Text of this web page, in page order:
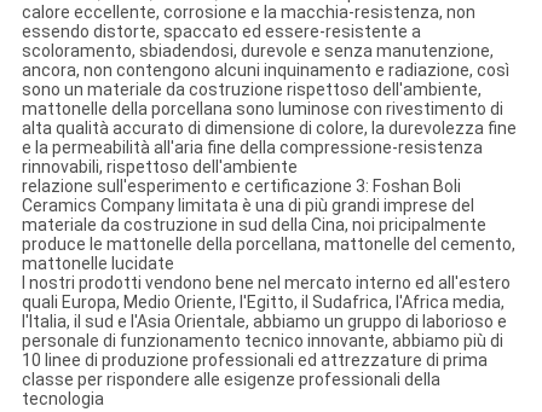
calore eccellente, corrosione e la macchia-resistenza, non
essendo distorte, spaccato ed essere-resistente a
scoloramento, sbiadendosi, durevole e senza manutenzione,
ancora, non contengono alcuni inquinamento e radiazione, così
sono un materiale da costruzione rispettoso dell'ambiente,
mattonelle della porcellana sono luminose con rivestimento di
alta qualità accurato di dimensione di colore, la durevolezza fine
e la permeabilità all'aria fine della compressione-resistenza
rinnovabili, rispettoso dell'ambiente
relazione sull'esperimento e certificazione 3: Foshan Boli
Ceramics Company limitata è una di più grandi imprese del
materiale da costruzione in sud della Cina, noi pricipalmente
produce le mattonelle della porcellana, mattonelle del cemento,
mattonelle lucidate
I nostri prodotti vendono bene nel mercato interno ed all'estero
quali Europa, Medio Oriente, l'Egitto, il Sudafrica, l'Africa media,
l'Italia, il sud e l'Asia Orientale, abbiamo un gruppo di laborioso e
personale di funzionamento tecnico innovante, abbiamo più di
10 linee di produzione professionali ed attrezzature di prima
classe per rispondere alle esigenze professionali della
tecnologia